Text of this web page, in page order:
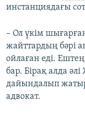
инстанциядағы
– Ол үкім
жайттардың бәрі
ойлаған еді.
бар. Бірақ алда
дайындалып
адвокат.